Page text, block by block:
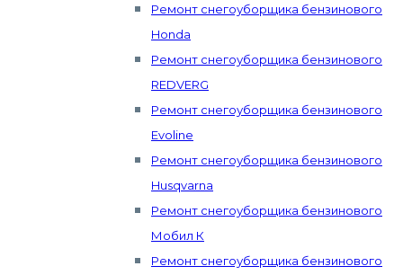
Ремонт снегоуборщика бензинового
Honda
Ремонт снегоуборщика бензинового
REDVERG
Ремонт снегоуборщика бензинового
Evoline
Ремонт снегоуборщика бензинового
Husqvarna
Ремонт снегоуборщика бензинового
Мобил К
Ремонт снегоуборщика бензинового